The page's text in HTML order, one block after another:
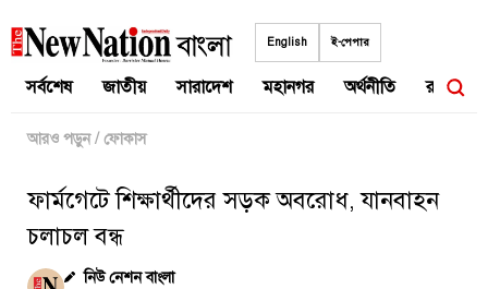
to
English ই-পেপার
সর্বশেষ জাতীয় সারাদেশ মহানগর অর্থনীতি রাজনীতি
আরও পড়ুন / ফোকাস
ফার্মগেটে শিক্ষার্থীদের সড়ক অবরোধ, যানবাহন
চলাচল বন্ধ
নিউ নেশন বাংলা